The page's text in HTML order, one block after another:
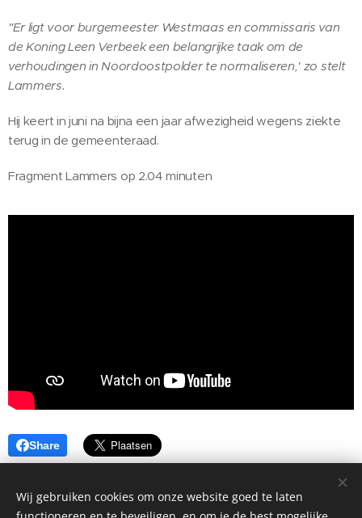
"Er ligt voor burgemeester Westmaas en commissaris van
de Koning Leen Verbeek een belangrijke taak om de
verhoudingen in Noordoostpolder te normaliseren,' zo stelt
Lammers.
Hij keert in juni na bijna een jaar afwezigheid wegens ziekte
terug in de gemeenteraad.
Fragment Lammers op 2.04 minuten
Share
Wij gebruiken cookies om onze website goed te laten